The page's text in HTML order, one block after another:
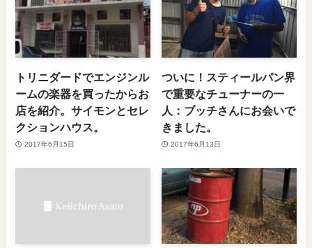
トリニダードでエンジンル
ームの楽器を買ったからお
店を紹介。サイモンとセレ
クションハウス。
2017年6月15日
ついに！スティールパン界
で重要なチューナーの一
人：ブッチさんにお会いで
きました。
2017年6月13日